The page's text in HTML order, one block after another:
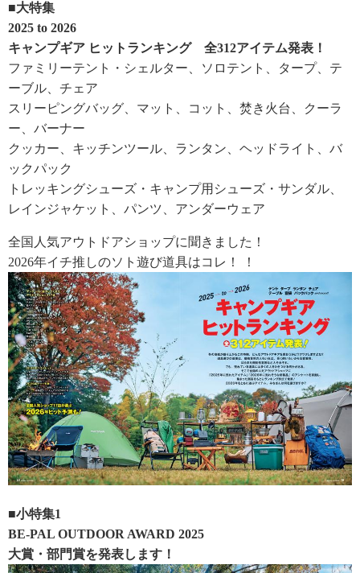
■大特集
2025 to 2026
キャンプギア ヒットランキング 全312アイテム発表！
ファミリーテント・シェルター、ソロテント、タープ、テ
ーブル、チェア
スリーピングバッグ、マット、コット、焚き火台、クーラ
ー、バーナー
クッカー、キッチンツール、ランタン、ヘッドライト、バ
ックパック
トレッキングシューズ・キャンプ用シューズ・サンダル、
レインジャケット、パンツ、アンダーウェア
全国人気アウトドアショップに聞きました！
2026年イチ推しのソト遊び道具はコレ！ ！
■小特集1
BE-PAL OUTDOOR AWARD 2025
大賞・部門賞を発表します！